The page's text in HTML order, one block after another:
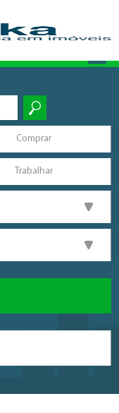
Comprar
Trabalhar